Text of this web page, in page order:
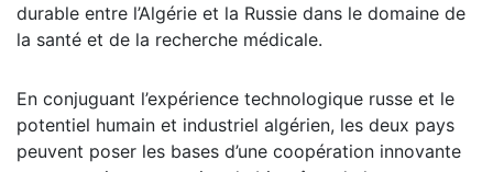
durable entre l’Algérie et la Russie dans le domaine de
la santé et de la recherche médicale.
En conjuguant l’expérience technologique russe et le
potentiel humain et industriel algérien, les deux pays
peuvent poser les bases d’une coopération innovante